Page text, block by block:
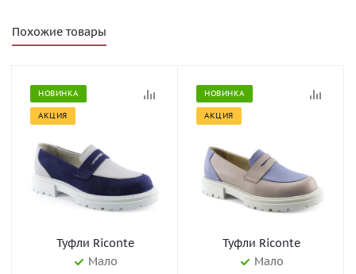
Похожие товары
НОВИНКА
АКЦИЯ
Туфли Riconte
Мало
НОВИНКА
АКЦИЯ
Туфли Riconte
Мало